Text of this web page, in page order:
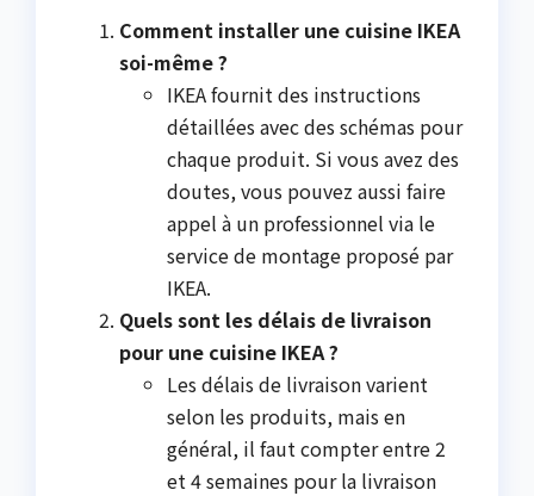
Comment installer une cuisine IKEA
soi-même ?
IKEA fournit des instructions
détaillées avec des schémas pour
chaque produit. Si vous avez des
doutes, vous pouvez aussi faire
appel à un professionnel via le
service de montage proposé par
IKEA.
Quels sont les délais de livraison
pour une cuisine IKEA ?
Les délais de livraison varient
selon les produits, mais en
général, il faut compter entre 2
et 4 semaines pour la livraison